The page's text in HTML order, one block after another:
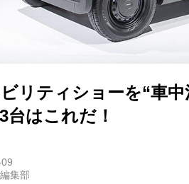
リティショーを“車
台はこれだ！
集部